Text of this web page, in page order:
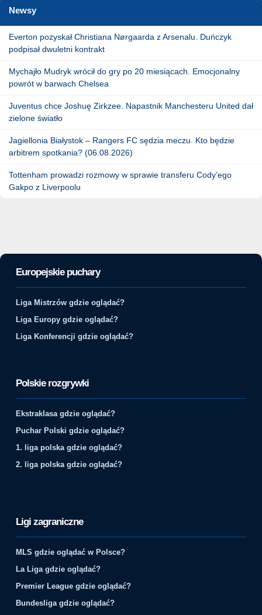
Newsy
Everton pozyskał Christiana Nørgaarda z Arsenalu. Duńczyk
podpisał dwuletni kontrakt
Mychajło Mudryk wrócił do gry po 20 miesiącach. Emocjonalny
powrót w barwach Chelsea
Juventus chce Joshuę Zirkzee. Napastnik Manchesteru United dał
zielone światło
Jagiellonia Białystok – Rangers FC sędzia meczu. Kto będzie
arbitrem spotkania? (06.08.2026)
Tottenham prowadzi rozmowy w sprawie transferu Cody’ego
Gakpo z Liverpoolu
Europejskie puchary
Liga Mistrzów gdzie oglądać?
Liga Europy gdzie oglądać?
Liga Konferencji gdzie oglądać?
Polskie rozgrywki
Ekstraklasa gdzie oglądać?
Puchar Polski gdzie oglądać?
1. liga polska gdzie oglądać?
2. liga polska gdzie oglądać?
Ligi zagraniczne
MLS gdzie oglądać w Polsce?
La Liga gdzie oglądać?
Premier League gdzie oglądać?
Bundesliga gdzie oglądać?